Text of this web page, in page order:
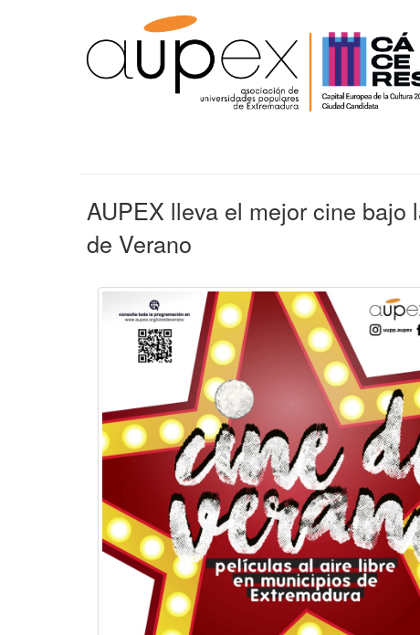
AUPEX lleva el mejor cine
de Verano